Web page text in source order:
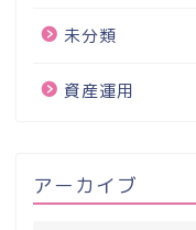
未分類
資産運用
アーカイブ